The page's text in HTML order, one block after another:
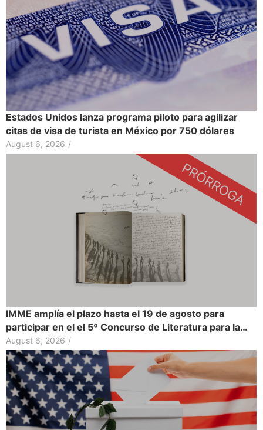
Estados Unidos lanza programa piloto para agilizar
citas de visa de turista en México por 750 dólares
August 6, 2026 /
IMME amplía el plazo hasta el 19 de agosto para
participar en el el 5º Concurso de Literatura para la…
August 6, 2026 /